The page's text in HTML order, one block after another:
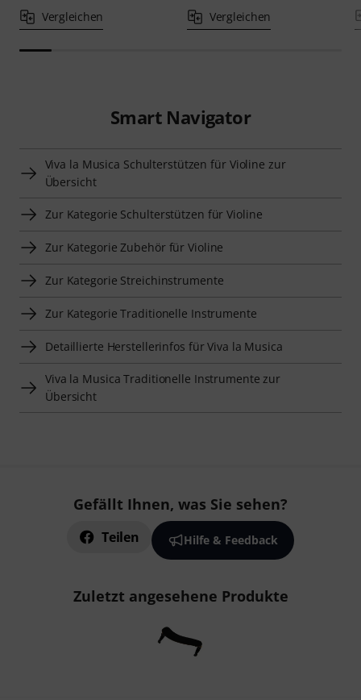
Vergleichen Vergleichen
Smart Navigator
Viva la Musica Schulterstützen für Violine zur
Übersicht
Zur Kategorie Schulterstützen für Violine
Zur Kategorie Zubehör für Violine
Zur Kategorie Streichinstrumente
Zur Kategorie Traditionelle Instrumente
Detaillierte Herstellerinfos für Viva la Musica
Viva la Musica Traditionelle Instrumente zur
Übersicht
Gefällt Ihnen, was Sie sehen?
Teilen Hilfe & Feedback
Zuletzt angesehene Produkte